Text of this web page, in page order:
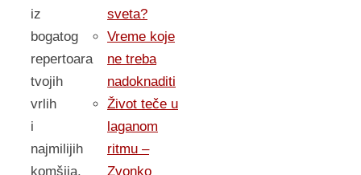
iz
bogatog
repertoara
tvojih
vrlih
i
najmilijih
komšija,
sveta?
Vreme koje
ne treba
nadoknaditi
Život teče u
laganom
ritmu –
Zvonko